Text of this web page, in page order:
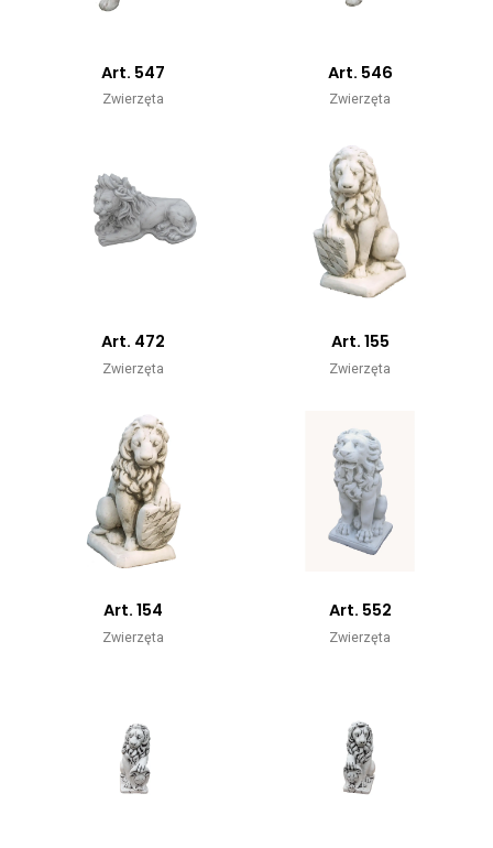
Art. 547
Zwierzęta
Art. 546
Zwierzęta
Art. 472
Zwierzęta
Art. 155
Zwierzęta
Art. 154
Zwierzęta
Art. 552
Zwierzęta